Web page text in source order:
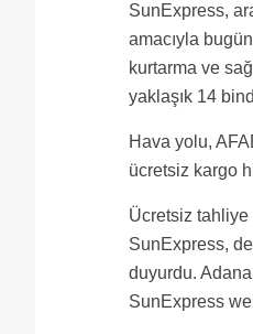
SunExpress,
amacıyla
kurtarma ve
yaklaşık 14
Hava yolu,
ücretsiz kargo
Ücretsiz tahliye
SunExpress,
duyurdu.
SunExpress